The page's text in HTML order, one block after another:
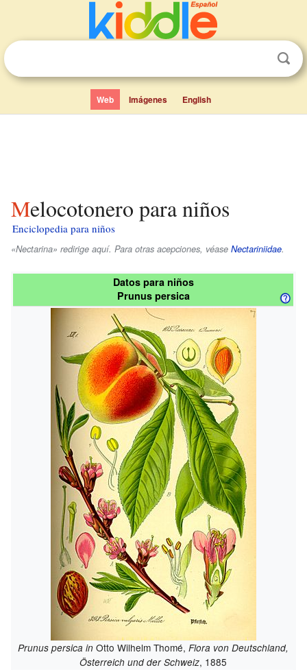
Web Imágenes English
Melocotonero para niños
Enciclopedia para niños
«Nectarina» redirige aquí. Para otras acepciones, véase Nectariniidae.
Datos para niños
Prunus persica
Prunus persica in Otto Wilhelm Thomé,Flora von Deutschland,
Österreich und der Schweiz, 1885